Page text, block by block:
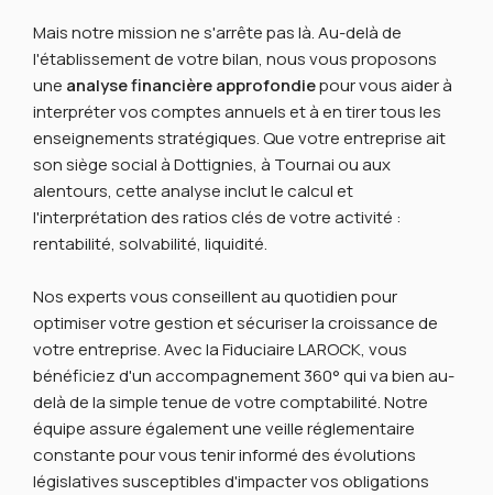
Mais notre mission ne s'arrête pas là. Au-delà de
l'établissement de votre bilan, nous vous proposons
une analyse financière approfondiepour vous aider à
interpréter vos comptes annuels et à en tirer tous les
enseignements stratégiques. Que votre entreprise ait
son siège social à Dottignies, à Tournai ou aux
alentours, cette analyse inclut le calcul et
l'interprétation des ratios clés de votre activité :
rentabilité, solvabilité, liquidité.
Nos experts vous conseillent au quotidien pour
optimiser votre gestion et sécuriser la croissance de
votre entreprise. Avec la Fiduciaire LAROCK, vous
bénéficiez d'un accompagnement 360° qui va bien au-
delà de la simple tenue de votre comptabilité. Notre
équipe assure également une veille réglementaire
constante pour vous tenir informé des évolutions
législatives susceptibles d'impacter vos obligations